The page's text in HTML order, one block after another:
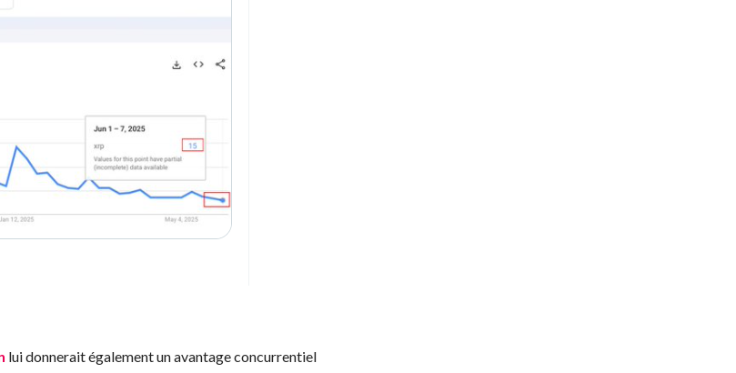
lui donnerait également un avantage concurrentiel